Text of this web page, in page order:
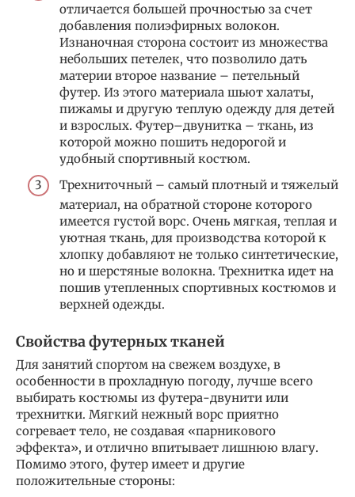
отличается большей прочностью за счет
добавления полиэфирных волокон.
Изнаночная сторона состоит из множества
небольших петелек, что позволило дать
материи второе название – петельный
футер. Из этого материала шьют халаты,
пижамы и другую теплую одежду для детей
и взрослых. Футер–двунитка – ткань, из
которой можно пошить недорогой и
удобный спортивный костюм.
Трехниточный – самый плотный и тяжелый
материал, на обратной стороне которого
имеется густой ворс. Очень мягкая, теплая и
уютная ткань, для производства которой к
хлопку добавляют не только синтетические,
но и шерстяные волокна. Трехнитка идет на
пошив утепленных спортивных костюмов и
верхней одежды.
Свойства футерных тканей
Для занятий спортом на свежем воздухе, в
особенности в прохладную погоду, лучше всего
выбирать костюмы из футера-двунити или
трехнитки. Мягкий нежный ворс приятно
согревает тело, не создавая «парникового
эффекта», и отлично впитывает лишнюю влагу.
Помимо этого, футер имеет и другие
положительные стороны: